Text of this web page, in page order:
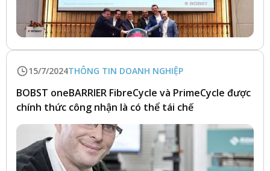
15/7/2024THÔNG TIN DOANH NGHIỆP
BOBST oneBARRIER FibreCycle và PrimeCycle được
chính thức công nhận là có thể tái chế